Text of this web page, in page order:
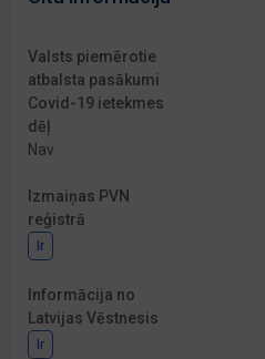
Valsts piemērotie
atbalsta pasākumi
Covid-19 ietekmes
dēļ
Nav
Izmaiņas PVN
reģistrā
Ir
Informācija no
Latvijas Vēstnesis
Ir